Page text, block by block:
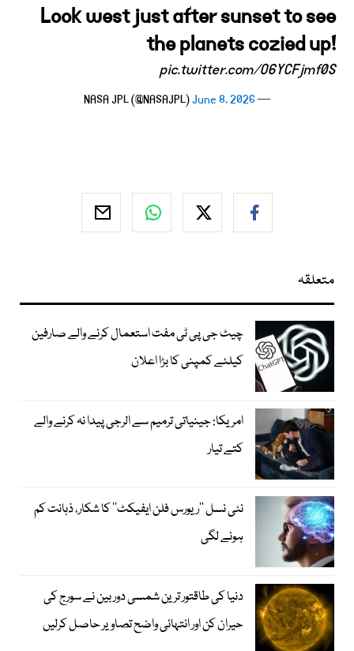
Look west just after sunset to see
the planets cozied up!
pic.twitter.com/O6YCFjmf0S
— NASA JPL (@NASAJPL)
June 8, 2026
متعلقہ
چیٹ جی پی ٹی مفت استعمال کرنے والے صارفین
کیلئے کمپنی کا بڑا اعلان
امریکا: جینیاتی ترمیم سے الرجی پیدا نہ کرنے والے
کتے تیار
نئی نسل ’’ریورس فلن ایفیکٹ‘‘ کا شکار، ذہانت کم
ہونے لگی
دنیا کی طاقتور ترین شمسی دوربین نے سورج کی
حیران کن اور انتہائی واضح تصاویر حاصل کرلیں